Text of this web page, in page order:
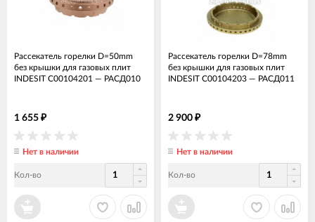
Рассекатель горелки D=50mm
без крышки для газовых плит
INDESIT C00104201 — РАСД010
1 655 ₽
Нет в наличии
Кол-во
Рассекатель горелки D=78mm
без крышки для газовых плит
INDESIT C00104203 — РАСД011
2 900 ₽
Нет в наличии
Кол-во